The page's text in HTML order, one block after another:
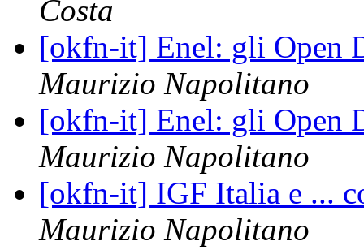
Costa
[okfn-it] Enel: gli Open
Maurizio Napolitano
[okfn-it] Enel: gli Open
Maurizio Napolitano
[okfn-it] IGF Italia e ...
Maurizio Napolitano